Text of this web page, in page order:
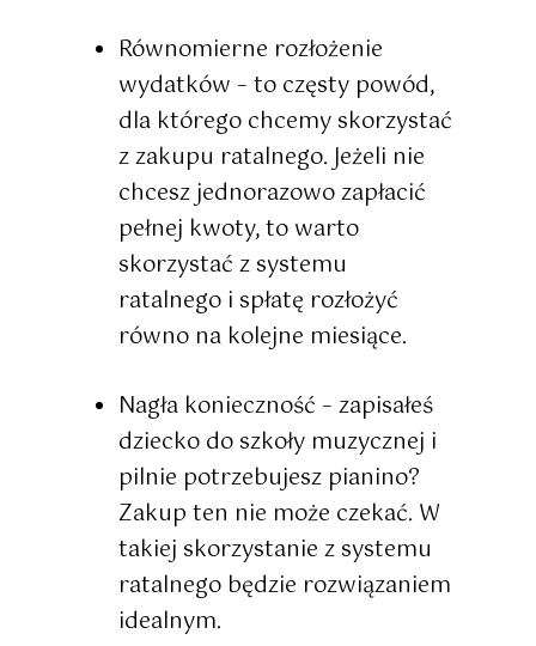
Równomierne rozłożenie
wydatków – to częsty powód,
dla którego chcemy skorzystać
z zakupu ratalnego. Jeżeli nie
chcesz jednorazowo zapłacić
pełnej kwoty, to warto
skorzystać z systemu
ratalnego i spłatę rozłożyć
równo na kolejne miesiące.
Nagła konieczność – zapisałeś
dziecko do szkoły muzycznej i
pilnie potrzebujesz pianino?
Zakup ten nie może czekać. W
takiej skorzystanie z systemu
ratalnego będzie rozwiązaniem
idealnym.